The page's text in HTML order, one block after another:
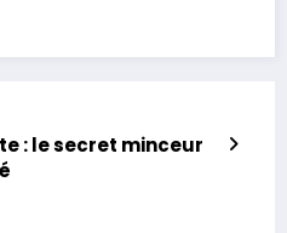
: le secret minceur